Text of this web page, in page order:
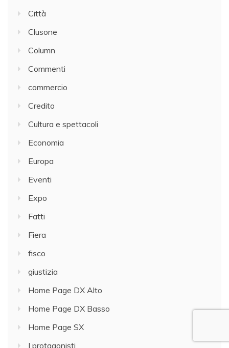
Città
Clusone
Column
Commenti
commercio
Credito
Cultura e spettacoli
Economia
Europa
Eventi
Expo
Fatti
Fiera
fisco
giustizia
Home Page DX Alto
Home Page DX Basso
Home Page SX
I protagonisti